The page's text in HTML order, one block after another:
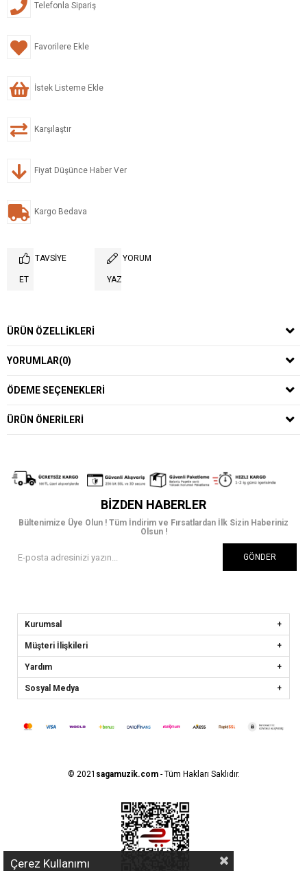
Telefonla Sipariş
Favorilere Ekle
İstek Listeme Ekle
Karşılaştır
Fiyat Düşünce Haber Ver
Kargo Bedava
TAVSIYE
ET
YORUM
YAZ
ÜRÜN ÖZELLIKLERI
YORUMLAR(0)
ÖDEME SEÇENEKLERI
ÜRÜN ÖNERILERI
BIZDEN HABERLER
Bültenimize Üye Olun ! Tüm İndirim ve Fırsatlardan İlk Sizin Haberiniz
Olsun !
GÖNDER
Kurumsal
Müşteri İlişkileri
Yardım
Sosyal Medya
© 2021 sagamuzik.com- Tüm Hakları Saklıdır.
Çerez Kullanımı